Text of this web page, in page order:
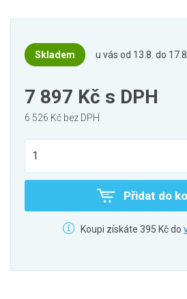
Skladem u vás od 13.8. do 17.8.
7 897 Kč s DPH
6 526 Kč bez DPH
Přidat do
Koupi získáte 395 Kč do